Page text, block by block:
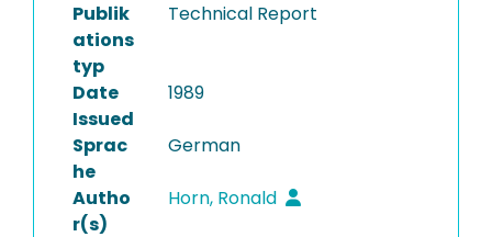
Publik
ations
typ
Technical Report
Date
Issued
1989
Sprac
he
German
Autho
r(s)
Horn, Ronald